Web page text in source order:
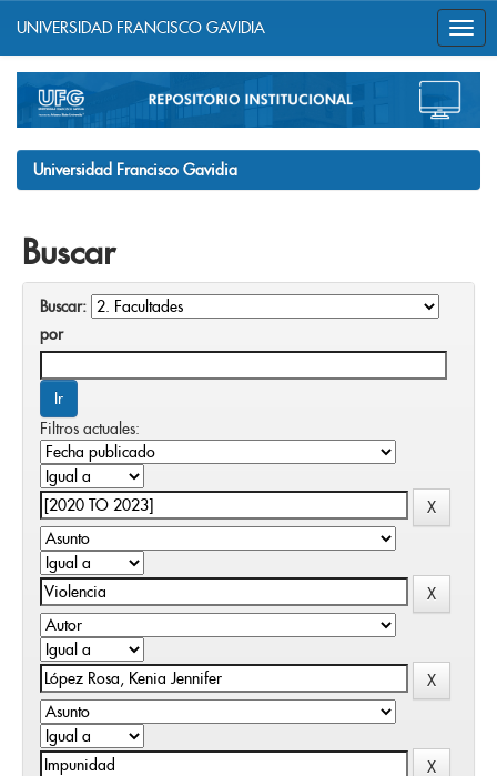
navigation
UNIVERSIDAD FRANCISCO GAVIDIA
Universidad Francisco Gavidia
Buscar
Buscar:
por
Filtros actuales: